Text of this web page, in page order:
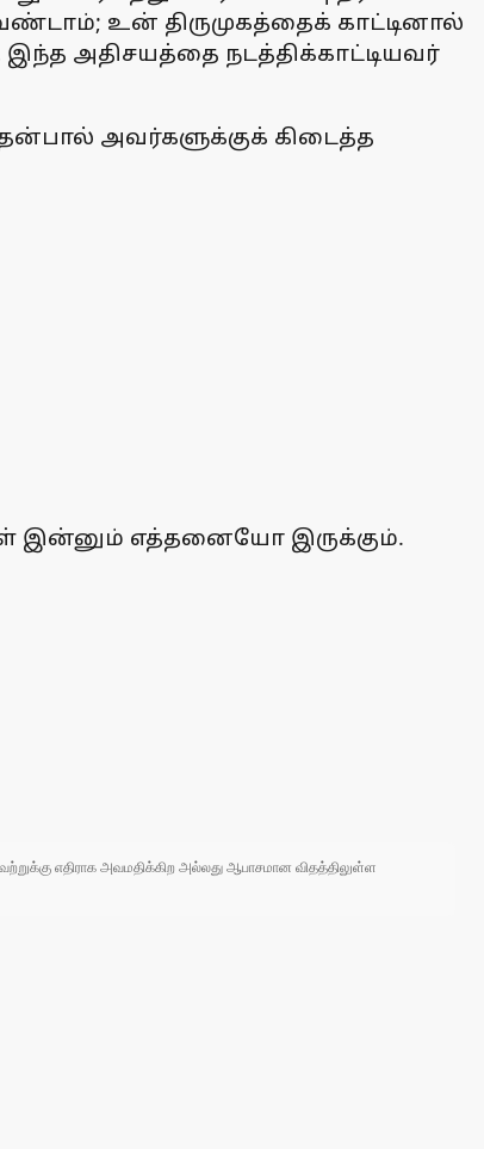
உன் திருமுகத்தைக் காட்டினால்
இந்த அதிசயத்தை நடத்திக்காட்டியவர்
அவர்களுக்குக் கிடைத்த
இன்னும் எத்தனையோ இருக்கும்.
எதிராக அவமதிக்கிற அல்லது ஆபாசமான விதத்திலுள்ள